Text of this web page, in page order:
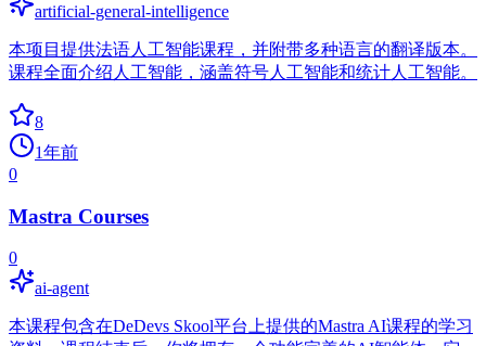
artificial-general-intelligence
本项目提供法语人工智能课程，并附带多种语言的翻译版本。
课程全面介绍人工智能，涵盖符号人工智能和统计人工智能。
8
1年前
0
Mastra Courses
0
ai-agent
本课程包含在DeDevs Skool平台上提供的Mastra AI课程的学习